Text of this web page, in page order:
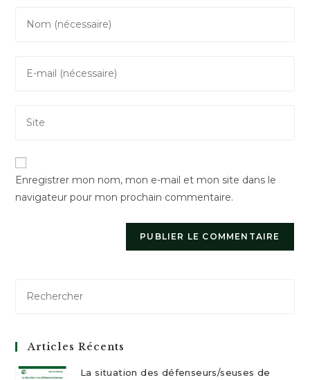
your
comment
your
address
l’URL
votre
site
(facultatif)
Enregistrer mon nom, mon e-mail et mon site dans le
navigateur pour mon prochain commentaire.
Articles Récents
La situation des défenseurs/seuses de